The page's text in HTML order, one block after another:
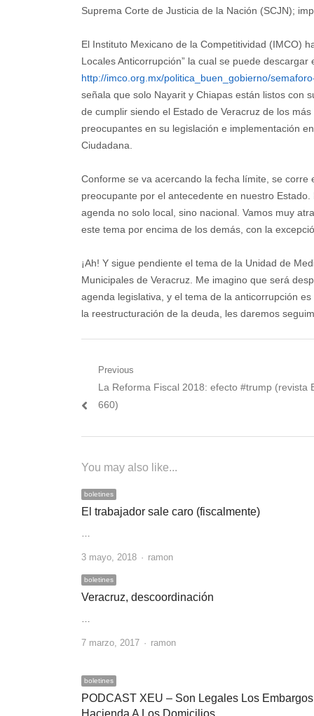
Suprema Corte de Justicia de la Nación (SCJN);
El Instituto Mexicano de la Competitividad (IMCO)
Locales Anticorrupción” la cual se puede descargar
http://imco.org.mx/politica_buen_gobierno/
señala que solo Nayarit y Chiapas están listos con
de cumplir siendo el Estado de Veracruz de los
preocupantes en su legislación e implementación
Ciudadana.
Conforme se va acercando la fecha límite, se
preocupante por el antecedente en nuestro
agenda no solo local, sino nacional. Vamos muy
este tema por encima de los demás, con la
¡Ah! Y sigue pendiente el tema de la Unidad de
Municipales de Veracruz. Me imagino que será
agenda legislativa, y el tema de la anticorrupción
la reestructuración de la deuda, les daremos
Navegación
de
Previous
Previous
post:
La Reforma Fiscal 2018: efecto #trump (revista
660)
You may also like...
boletines
El trabajador sale caro (fiscalmente)
…
3 mayo, 2018 Author
ramon
boletines
Veracruz, descoordinación
…
7 marzo, 2017 Author
ramon
boletines
PODCAST XEU – Son Legales Los
Hacienda A Los Domicilios